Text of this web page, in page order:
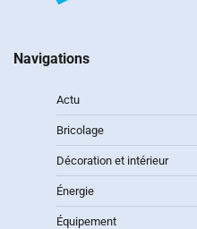
Navigations
Actu
Bricolage
Décoration et intérieur
Énergie
Équipement